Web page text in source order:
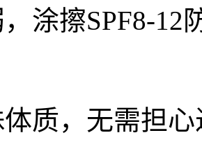
涂擦SPF8-12
体质，无需担